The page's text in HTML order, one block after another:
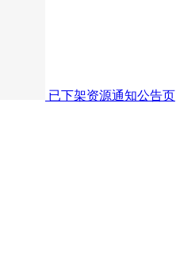
已下架资源通知公告页